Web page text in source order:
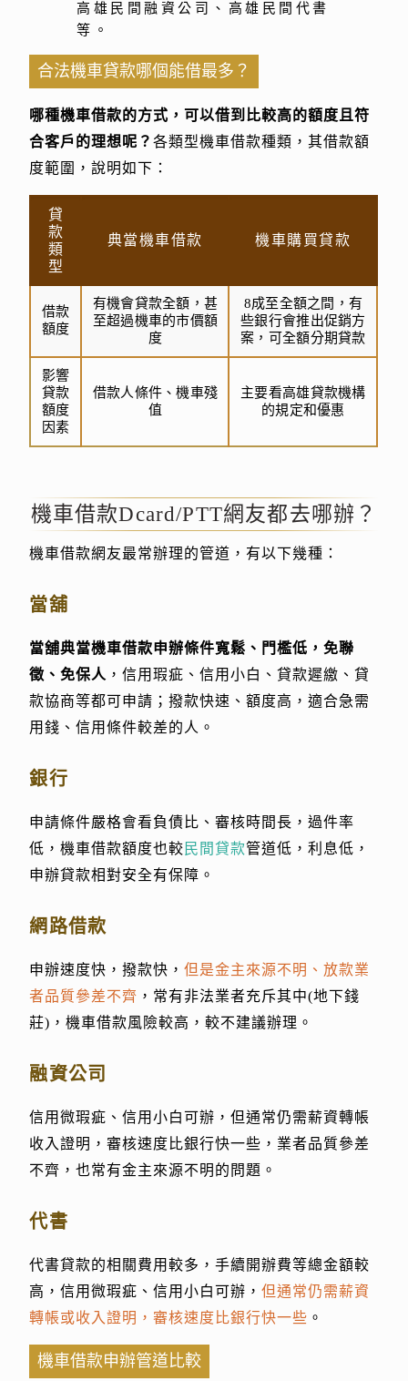
高雄民間融資公司、高雄民間代書
等。
合法機車貸款哪個能借最多？
哪種機車借款的方式，可以借到比較高的額度且符
合客戶的理想呢？各類型機車借款種類，其借款額
度範圍，說明如下：
貸
款
類
型
典當機車借款 機車購買貸款
借款
額度
有機會貸款全額，甚
至超過機車的市價額
度
8成至全額之間，有
些銀行會推出促銷方
案，可全額分期貸款
影響
貸款
額度
因素
借款人條件、機車殘
值
主要看高雄貸款機構
的規定和優惠
機車借款Dcard/PTT網友都去哪辦？
機車借款網友最常辦理的管道，有以下幾種：
當舖
當舖典當機車借款申辦條件寬鬆、門檻低，免聯
徵、免保人 ，信用瑕疵、信用小白、貸款遲繳、貸
款協商等都可申請；撥款快速、額度高，適合急需
用錢、信用條件較差的人。
銀行
申請條件嚴格會看負債比、審核時間長，過件率
低，機車借款額度也較 民間貸款管道低，利息低，
申辦貸款相對安全有保障。
網路借款
申辦速度快，撥款快，但是金主來源不明、放款業
者品質參差不齊 ，常有非法業者充斥其中(地下錢
莊)，機車借款風險較高，較不建議辦理。
融資公司
信用微瑕疵、信用小白可辦，但通常仍需薪資轉帳
收入證明，審核速度比銀行快一些，業者品質參差
不齊，也常有金主來源不明的問題。
代書
代書貸款的相關費用較多，手續開辦費等總金額較
高，信用微瑕疵、信用小白可辦，但通常仍需薪資
轉帳或收入證明，審核速度比銀行快一些 。
機車借款申辦管道比較